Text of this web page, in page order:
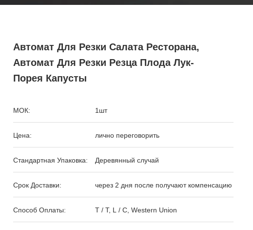
Автомат Для Резки Салата Ресторана,
Автомат Для Резки Резца Плода Лук-
Порея Капусты
МОК: 1шт
Цена: лично переговорить
Стандартная Упаковка: Деревянный случай
Срок Доставки: через 2 дня после получают компенсацию
Способ Оплаты: T / T, L / C, Western Union